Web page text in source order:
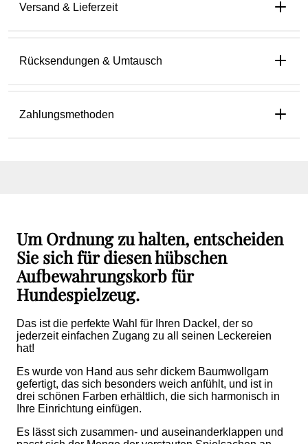
Versand & Lieferzeit
Rücksendungen & Umtausch
Zahlungsmethoden
Um Ordnung zu halten, entscheiden
Sie sich für diesen hübschen
Aufbewahrungskorb für
Hundespielzeug.
Das ist die perfekte Wahl für Ihren Dackel, der so
jederzeit einfachen Zugang zu all seinen Leckereien
hat!
Es wurde von Hand aus sehr dickem Baumwollgarn
gefertigt, das sich besonders weich anfühlt, und ist in
drei schönen Farben erhältlich, die sich harmonisch in
Ihre Einrichtung einfügen.
Es lässt sich zusammen- und auseinanderklappen und